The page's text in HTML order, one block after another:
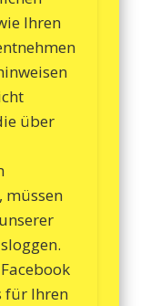
Ihren
über
müssen
für Ihren